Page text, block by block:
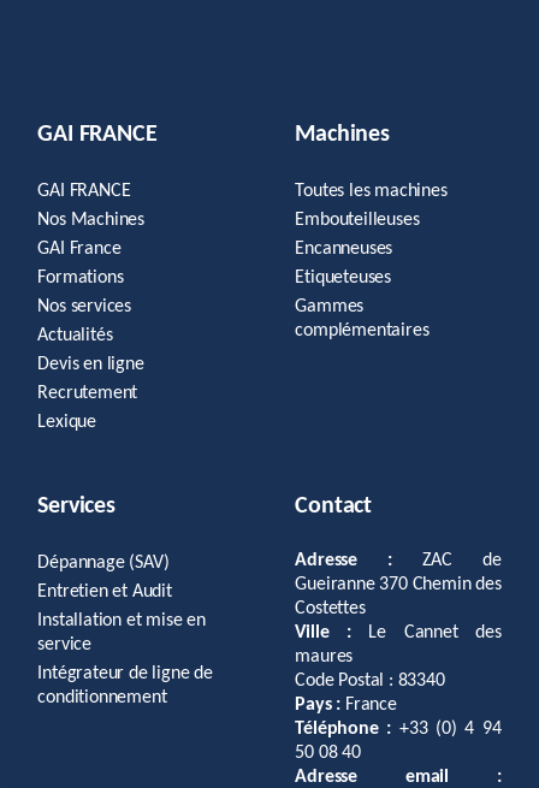
GAI FRANCE
GAI FRANCE
Nos Machines
GAI France
Formations
Nos services
Actualités
Devis en ligne
Recrutement
Lexique
Machines
Toutes les machines
Embouteilleuses
Encanneuses
Etiqueteuses
Gammes
complémentaires
Services
Dépannage (SAV)
Entretien et Audit
Installation et mise en
service
Intégrateur de ligne de
conditionnement
Contact
Adresse :ZAC de
Gueiranne 370 Chemin des
Costettes
Ville :Le Cannet des
maures
Code Postal : 83340
Pays : France
Téléphone : +33 (0) 4 94
50 08 40
Adresse email :